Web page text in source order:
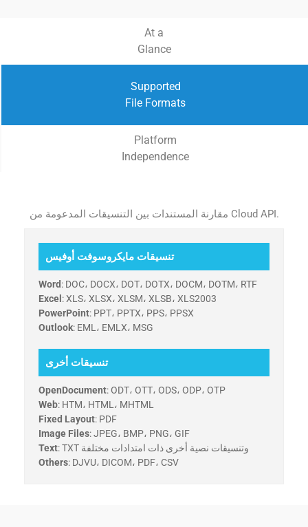
At a
Glance
Supported
File Formats
Platform
Independence
مقارنة المستندات بين التنسيقات المدعومة من Cloud API.
تنسيقات مايكروسوفت أوفيس
Word: DOC، DOCX، DOT، DOTX، DOCM، DOTM، RTF
Excel : XLS، XLSX، XLSM، XLSB، XLS2003
PowerPoint: PPT، PPTX، PPS، PPSX
Outlook: EML، EMLX، MSG
تنسيقات أخرى
OpenDocument: ODT، OTT، ODS، ODP، OTP
Web: HTM، HTML، MHTML
Fixed Layout: PDF
Image Files: JPEG، BMP، PNG، GIF
Text
: TXT وتنسيقات نصية أخرى ذات امتدادات مختلفة
Others: DJVU، DICOM، PDF، CSV